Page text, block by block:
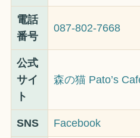
電話
番号
087-802-7668
公式
サイ
ト
森の猫 Pato’s
SNS Facebook